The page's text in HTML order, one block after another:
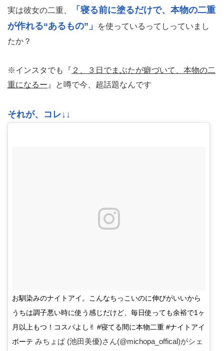
実は彼女の二重、
「寝る前に塗るだけで、本物の二重
が作れる“あるもの”」
を使っているってしっていまし
たか？
※インスタでも『 ２、３日でまぶたが癖づいて、本物の二
重になるー 』と噂で今、超話題なんです
それが、コレ↓↓
お馴染みのナイトアイ。こんなちっこいのに伸びがいいから
うちは調子悪い時に使う感じだけど、毎日使っても余裕で1ヶ
月以上もつ！コスパよし✌︎ #寝てる間に本物二重 #ナイトアイ
ボーテ みちょぱ (池田美優)さん(@michopa_offical)がシェ